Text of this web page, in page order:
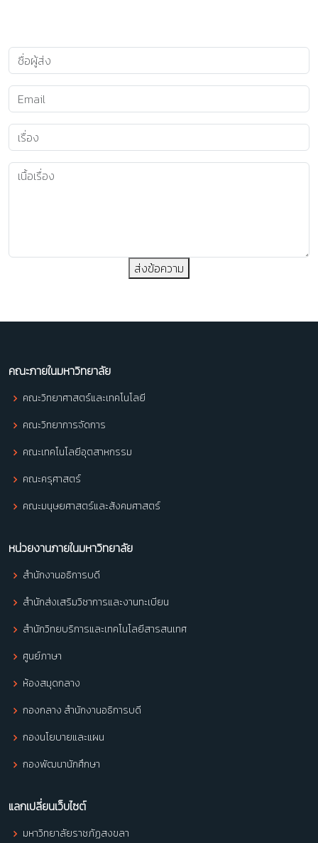
ส่งข้อความ
คณะภายในมหาวิทยาลัย
คณะวิทยาศาสตร์และเทคโนโลยี
คณะวิทยาการจัดการ
คณะเทคโนโลยีอุตสาหกรรม
คณะครุศาสตร์
คณะมนุษยศาสตร์และสังคมศาสตร์
หน่วยงานภายในมหาวิทยาลัย
สำนักงานอธิการบดี
สำนักส่งเสริมวิชาการและงานทะเบียน
สำนักวิทยบริการและเทคโนโลยีสารสนเทศ
ศูนย์ภาษา
ห้องสมุดกลาง
กองกลาง สำนักงานอธิการบดี
กองนโยบายและแผน
กองพัฒนานักศึกษา
แลกเปลี่ยนเว็บไซต์
มหาวิทยาลัยราชภัฏสงขลา